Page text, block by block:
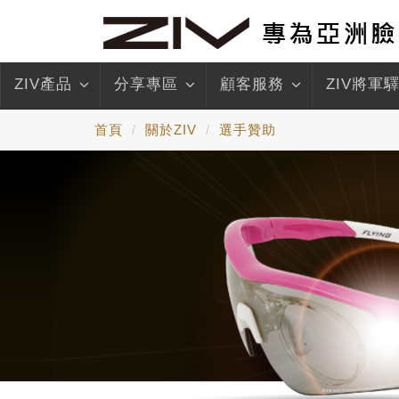
ZIV產品 分享專區 顧客服務 ZIV將軍
首頁 關於ZIV 選手贊助